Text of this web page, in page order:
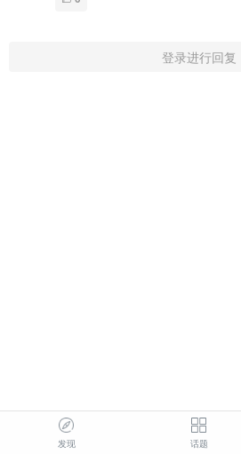
登录进行回复
发现 话题